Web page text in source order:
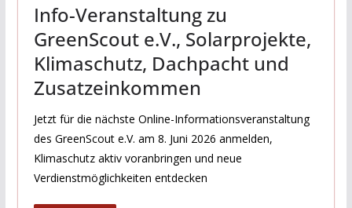
Info-Veranstaltung zu
GreenScout e.V., Solarprojekte,
Klimaschutz, Dachpacht und
Zusatzeinkommen
Jetzt für die nächste Online-Informationsveranstaltung
des GreenScout e.V. am 8. Juni 2026 anmelden,
Klimaschutz aktiv voranbringen und neue
Verdienstmöglichkeiten entdecken